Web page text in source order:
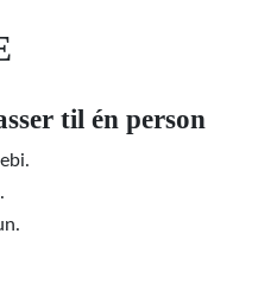
til én person